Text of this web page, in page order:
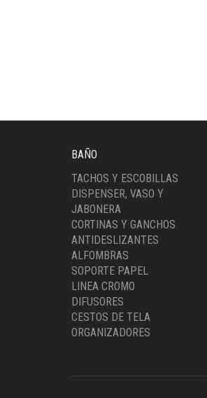
BAÑO
TACHOS Y ESCOBILLAS
DISPENSER, VASO Y
JABONERA
CORTINAS Y GANCHOS
ANTIDESLIZANTES
ALFOMBRAS
SOPORTE PAPEL
LINEA CROMO
DIFUSORES
CESTOS DE TELA
ORGANIZADORES